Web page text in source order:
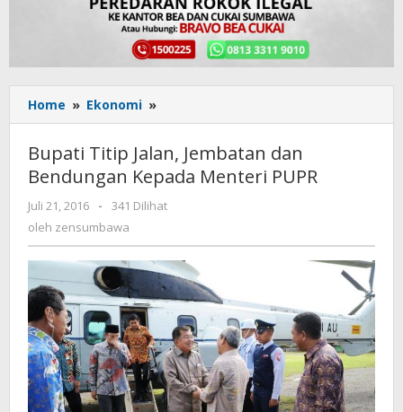
Home » Ekonomi »
Titip
Jembatan
dan
Bendungan
Bupati Titip Jalan, Jembatan dan
Bendungan Kepada Menteri PUPR
Juli 21, 2016
oleh
zensumbawa
-
341 Dilihat
oleh zensumbawa